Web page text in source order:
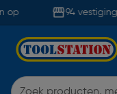
op 94